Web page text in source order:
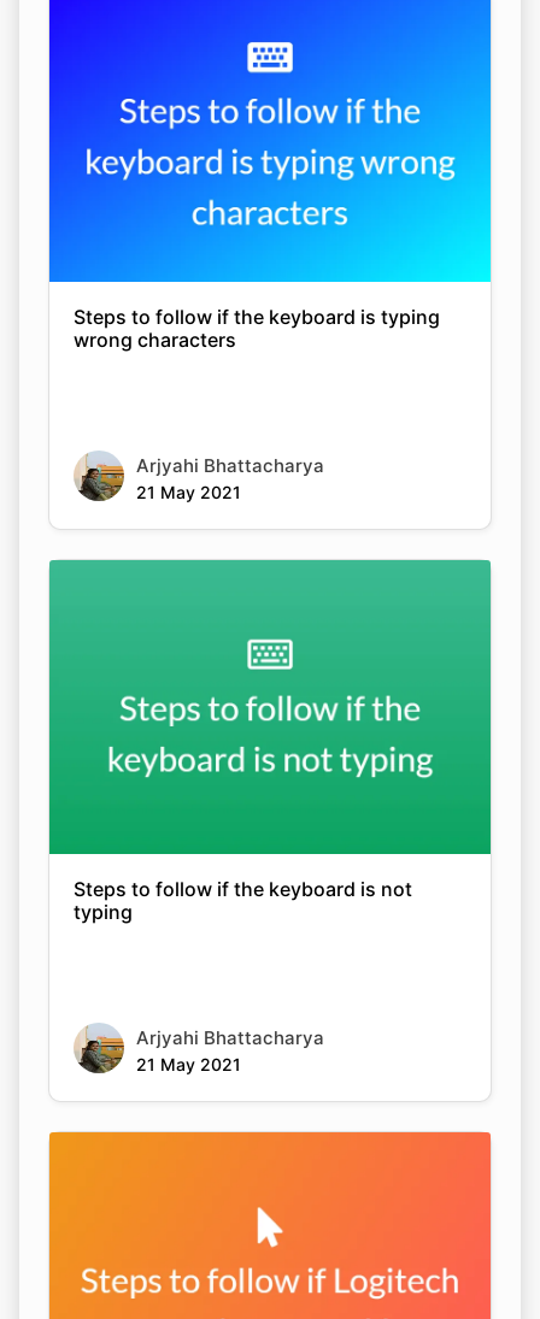
Steps to follow if the keyboard is typing
wrong characters
Arjyahi Bhattacharya
21 May 2021
Steps to follow if the keyboard is not
typing
Arjyahi Bhattacharya
21 May 2021